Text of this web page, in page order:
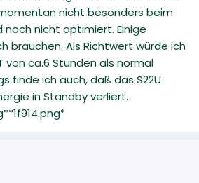
nicht besonders beim
noch nicht optimiert. Einige
brauchen. Als Richtwert würde ich
von ca.6 Stunden als normal
finde ich auch, daß das S22U
in Standby verliert.